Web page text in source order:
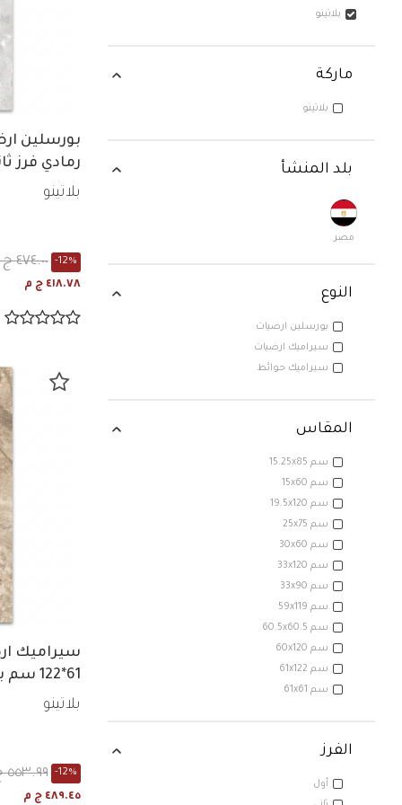
بلاتينو
ماركة
بلاتينو
بلاتينو
بلد المنشأ
مصر
النوع
بورسلين ارضيات
ارضيات
سيراميك ارضيات
ارضيات
سيراميك حوائط
حوائط
المقاس
15.25x85 سم
15x60 سم
19.5x120 سم
25x75 سم
30x60 سم
33x120 سم
33x90 سم
59x119 سم
60.5x60.5 سم
60x120 سم
61x122 سم
61x61 سم
الفرز
أول
الفرز: أول
رمادي فرز
بلاتينو
٤٧٤.٠٠ ج م -12%
٤١٨.٧٨ ج م
سيراميك
61*122 سم بيج لامع
بلاتينو
٥٥٣.٩٩ ج م -12%
٤٨٩.٤٥ ج م